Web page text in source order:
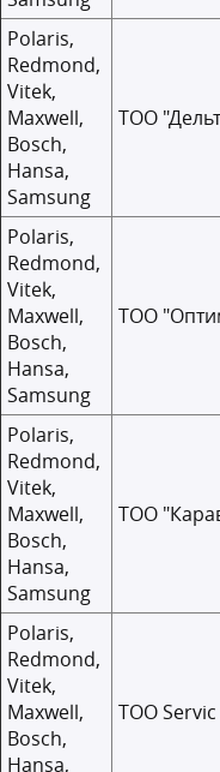
Polaris,
Redmond,
Vitek,
Maxwell,
Bosch,
Hansa,
Samsung
ТОО
Polaris,
Redmond,
Vitek,
Maxwell,
Bosch,
Hansa,
Samsung
ТОО
Polaris,
Redmond,
Vitek,
Maxwell,
Bosch,
Hansa,
Samsung
ТОО
Polaris,
Redmond,
Vitek,
Maxwell,
Bosch,
Hansa,
ТОО